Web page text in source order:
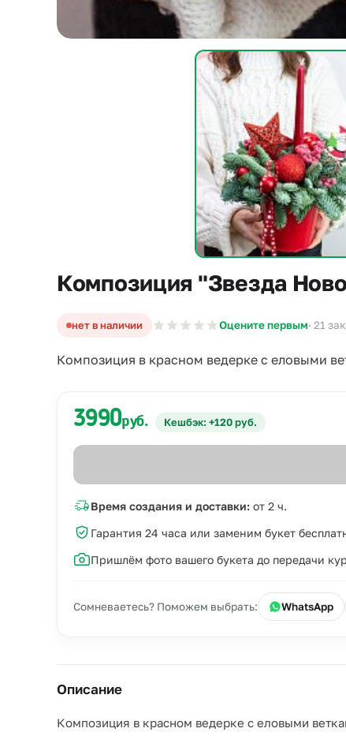
Композиция "Звезда
нет в наличии Оцените первым· 21
Композиция в красном ведерке с еловыми
3990руб. Кешбэк: +120 руб.
Время создания и доставки: от 2 ч.
Гарантия 24 часа или заменим букет
Пришлём фото вашего букета до передачи
Сомневаетесь? Поможем выбрать: WhatsApp
Описание
Композиция в красном ведерке с еловыми